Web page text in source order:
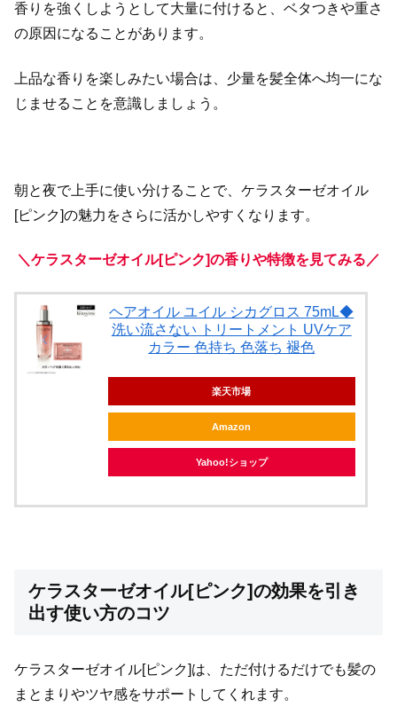
香りを強くしようとして大量に付けると、ベタつきや重さ
の原因になることがあります。
上品な香りを楽しみたい場合は、少量を髪全体へ均一にな
じませることを意識しましょう。
朝と夜で上手に使い分けることで、ケラスターゼオイル
[ピンク]の魅力をさらに活かしやすくなります。
＼ケラスターゼオイル[ピンク]の香りや特徴を見てみる／
ヘアオイル ユイル シカグロス 75mL◆
洗い流さない トリートメント UVケア
カラー 色持ち 色落ち 褪色
楽天市場
Amazon
Yahoo!ショップ
ケラスターゼオイル[ピンク]の効果を引き
出す使い方のコツ
ケラスターゼオイル[ピンク]は、ただ付けるだけでも髪の
まとまりやツヤ感をサポートしてくれます。